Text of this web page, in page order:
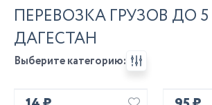
ПЕРЕВОЗКА ГРУЗОВ ДО
ДАГЕСТАН
Выберите категорию: